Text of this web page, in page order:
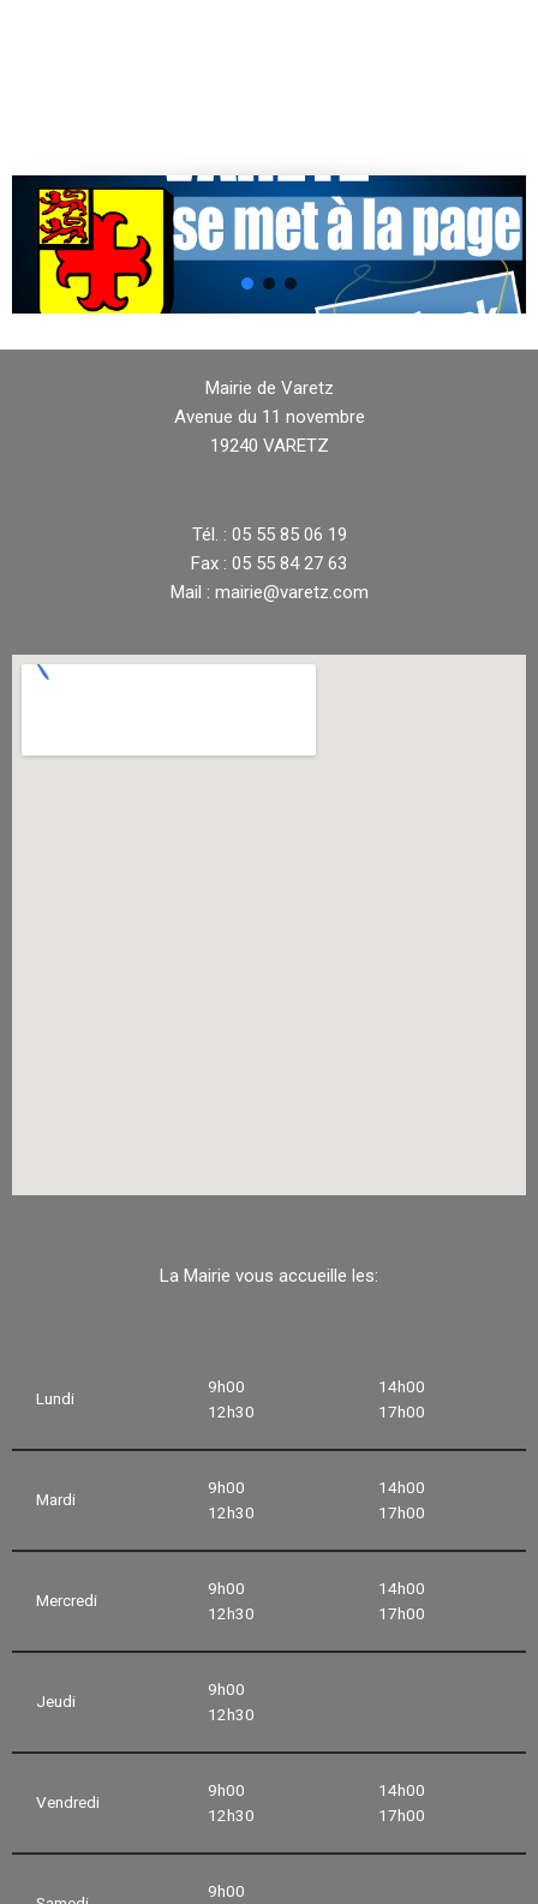
Mairie de Varetz
Avenue du 11 novembre
19240 VARETZ
Tél. : 05 55 85 06 19
Fax : 05 55 84 27 63
Mail : mairie@varetz.com
La Mairie vous accueille les:
Lundi
9h00
12h30
14h00
17h00
Mardi
9h00
12h30
14h00
17h00
Mercredi
9h00
12h30
14h00
17h00
Jeudi
9h00
12h30
Vendredi
9h00
12h30
14h00
17h00
9h00